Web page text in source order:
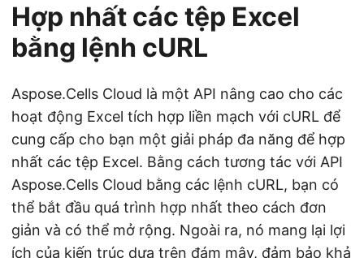
Hợp nhất các tệp Excel
bằng lệnh cURL
Aspose.Cells Cloud là một API nâng cao cho các
hoạt động Excel tích hợp liền mạch với cURL để
cung cấp cho bạn một giải pháp đa năng để hợp
nhất các tệp Excel. Bằng cách tương tác với API
Aspose.Cells Cloud bằng các lệnh cURL, bạn có
thể bắt đầu quá trình hợp nhất theo cách đơn
giản và có thể mở rộng. Ngoài ra, nó mang lại lợi
ích của kiến trúc dựa trên đám mây, đảm bảo khả